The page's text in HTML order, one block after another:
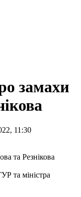
замахи
11:30
та міністра